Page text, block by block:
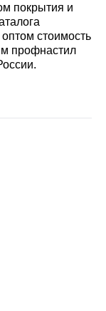
покрытия и
стоимость
профнастил